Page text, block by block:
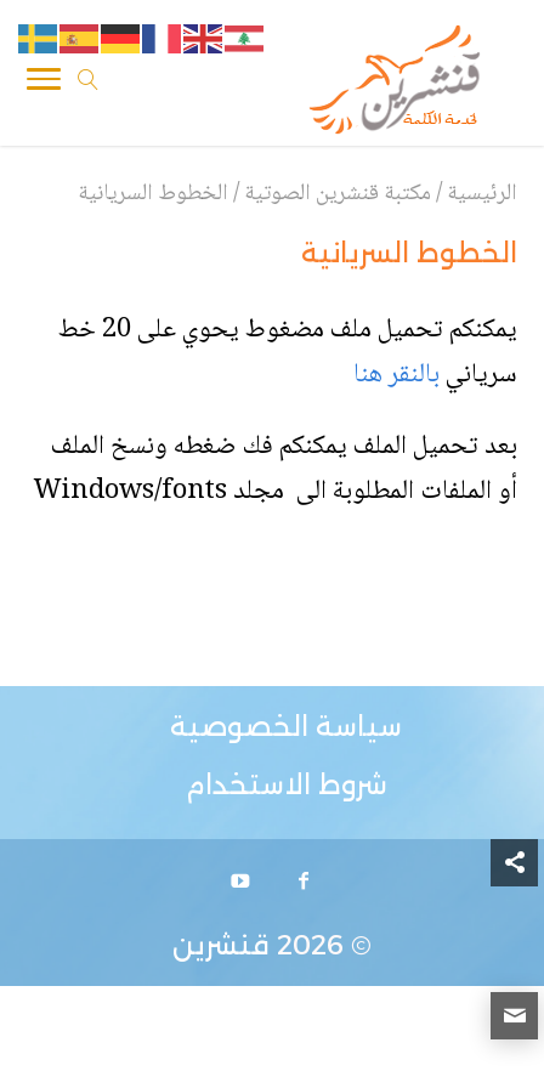
الرئيسية/مكتبة قنشرين الصوتية/الخطوط السريانية
الخطوط السريانية
يمكنكم تحميل ملف مضغوط يحوي على 20 خط
سريانيبالنقر هنا
بعد تحميل الملف يمكنكم فك ضغطه ونسخ الملف
أو الملفات المطلوبة الى مجلد Windows/fonts
سياسة الخصوصية
شروط الاستخدام
© 2026 قنشرين